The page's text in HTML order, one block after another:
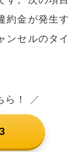
約金が発生す
ンセルのタイ
！ ／